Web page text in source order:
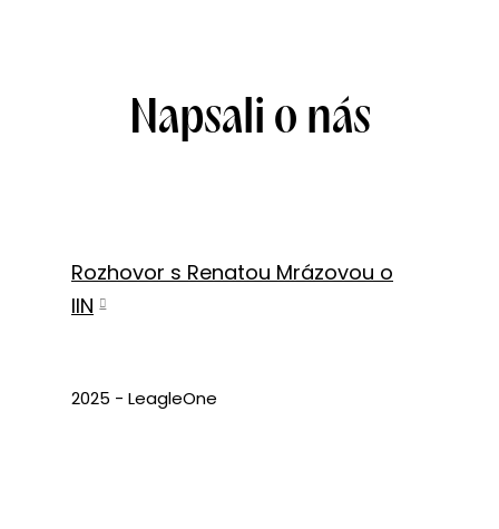
Napsali o nás
Rozhovor s Renatou Mrázovou o
IIN
2025 - LeagleOne